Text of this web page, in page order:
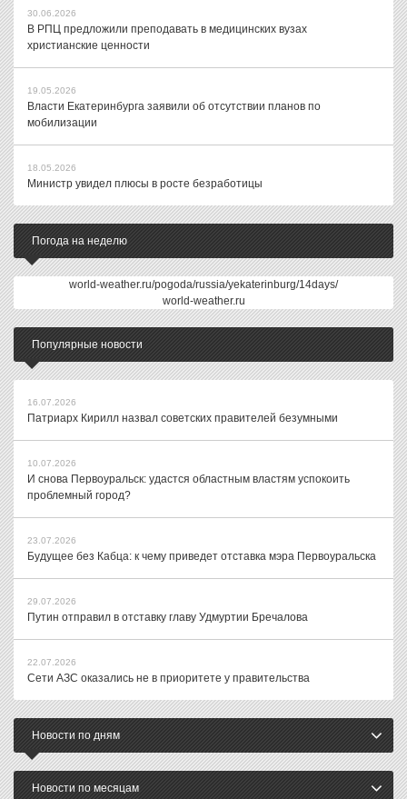
30.06.2026
В РПЦ предложили преподавать в медицинских вузах
христианские ценности
19.05.2026
Власти Екатеринбурга заявили об отсутствии планов по
мобилизации
18.05.2026
Министр увидел плюсы в росте безработицы
Погода на неделю
world-weather.ru/pogoda/russia/yekaterinburg/14days/
world-weather.ru
Популярные новости
16.07.2026
Патриарх Кирилл назвал советских правителей безумными
10.07.2026
И снова Первоуральск: удастся областным властям успокоить
проблемный город?
23.07.2026
Будущее без Кабца: к чему приведет отставка мэра Первоуральска
29.07.2026
Путин отправил в отставку главу Удмуртии Бречалова
22.07.2026
Сети АЗС оказались не в приоритете у правительства
Новости по дням
Новости по месяцам